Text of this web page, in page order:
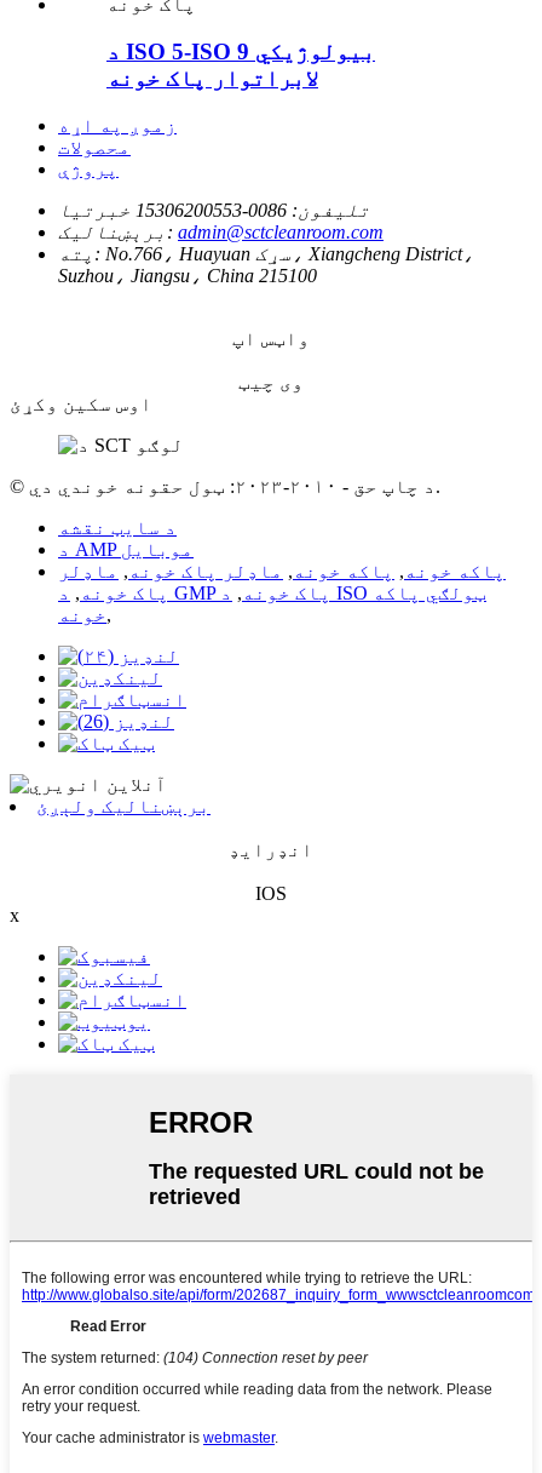
د ISO 5-ISO 9 بیولوژیکي
لابراتوار پاک خونه
زموږ په اړه
محصولات
پروژې
تلیفون: 0086-15306200553 خبرتیا
برېښنالیک: admin@sctcleanroom.com
پته: No.766، Huayuan سړک، Xiangcheng District،
Suzhou، Jiangsu، China 215100
واټس اپ
وی چیټ
اوس سکین وکړئ
© د چاپ حق - ۲۰۱۰-۲۰۲۳: ټول حقونه خوندي دي.
د سایټ نقشه
د AMP موبایل
پاکه خونه , پاکه خونه , ماډلر پاک خونه , ماډلر
پاک خونه , د GMP پاک خونه , د ISO ټولګي پاکه
خونه,
برېښنالیک ولېږئ
انډرایډ
IOS
x